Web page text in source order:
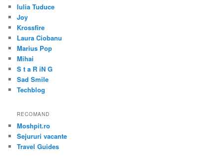
Iulia Tuduce
Joy
Krossfire
Laura Ciobanu
Marius Pop
Mihai
S t a R iN G
Sad Smile
Techblog
RECOMAND
Moshpit.ro
Sejururi vacante
Travel Guides